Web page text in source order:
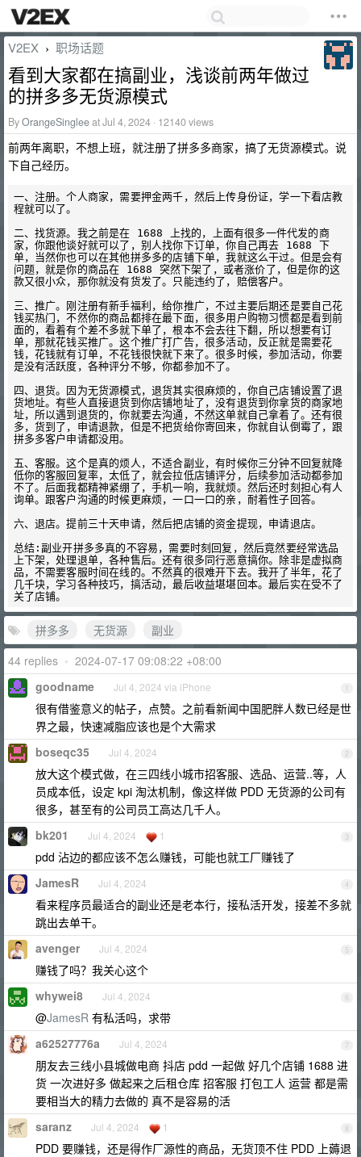
V2EX › 职场话题
看到大家都在搞副业，浅谈前两年做过
的拼多多无货源模式
ByOrangeSingleeat Jul 4, 2024 · 12140 views
前两年离职，不想上班，就注册了拼多多商家，搞了无货源模式。说
下自己经历。
一、注册。个人商家，需要押金两千，然后上传身份证，学一下看店教
程就可以了。
二、找货源。我之前是在 1688 上找的，上面有很多一件代发的商
家，你跟他谈好就可以了，别人找你下订单，你自己再去 1688 下
单，当然你也可以在其他拼多多的店铺下单，我就这么干过。但是会有
问题，就是你的商品在 1688 突然下架了，或者涨价了，但是你的这
款又很小众，那你就没有货发了。只能违约了，赔偿客户。
三、推广。刚注册有新手福利，给你推广，不过主要后期还是要自己花
钱买热门，不然你的商品都排在最下面，很多用户购物习惯都是看到前
面的，看着有个差不多就下单了，根本不会去往下翻，所以想要有订
单，那就花钱买推广。这个推广打广告，很多活动，反正就是需要花
钱，花钱就有订单，不花钱很快就下来了。很多时候，参加活动，你要
是没有活跃度，各种评分不够，你都参加不了。
四、退货。因为无货源模式，退货其实很麻烦的，你自己店铺设置了退
货地址。有些人直接退货到你店铺地址了，没有退货到你拿货的商家地
址，所以遇到退货的，你就要去沟通，不然这单就自己拿着了。还有很
多，货到了，申请退款，但是不把货给你寄回来，你就自认倒霉了，跟
拼多多客户申请都没用。
五、客服。这个是真的烦人，不适合副业，有时候你三分钟不回复就降
低你的客服回复率，太低了，就会拉低店铺评分，后续参加活动都参加
不了。后面我都精神紧绷了，手机一响，我就烦。然后还时刻担心有人
询单。跟客户沟通的时候更麻烦，一口一口的亲，耐着性子回答。
六、退店。提前三十天申请，然后把店铺的资金提现，申请退店。
总结:副业开拼多多真的不容易，需要时刻回复，然后竟然要经常选品
上下架，处理退单，各种售后。还有很多同行恶意搞你。除非是虚拟商
品，不需要客服时间在线的。不然真的很难开下去。我开了半年，花了
几千块，学习各种技巧，搞活动，最后收益堪堪回本。最后实在受不了
拼多多 无货源
副业
44 replies • 2024-07-17 09:08:22 +08:00
1
goodname Jul 4, 2024 via iPhone
很有借鉴意义的帖子，点赞。之前看新闻中国肥胖人数已经是世
界之最，快速减脂应该也是个大需求
2
boseqc35 Jul 4, 2024
放大这个模式做，在三四线小城市招客服、选品、运营..等，人
员成本低，设定 kpi 淘汰机制，像这样做 PDD 无货源的公司有
很多，甚至有的公司员工高达几千人。
3
bk201 Jul 4, 2024 1
pdd 沾边的都应该不怎么赚钱，可能也就工厂赚钱了
4
JamesR Jul 4, 2024
看来程序员最适合的副业还是老本行，接私活开发，接差不多就
跳出去单干。
5
avenger Jul 4, 2024
赚钱了吗？我关心这个
6
whywei8 Jul 4, 2024
@JamesR 有私活吗，求带
7
a62527776a Jul 4, 2024
朋友去三线小县城做电商 抖店 pdd 一起做 好几个店铺 1688 进
货 一次进好多 做起来之后租仓库 招客服 打包工人 运营 都是需
要相当大的精力去做的 真不是容易的活
8
saranz Jul 4, 2024 1
PDD 要赚钱，还是得作厂源性的商品，无货顶不住 PDD 上薅退